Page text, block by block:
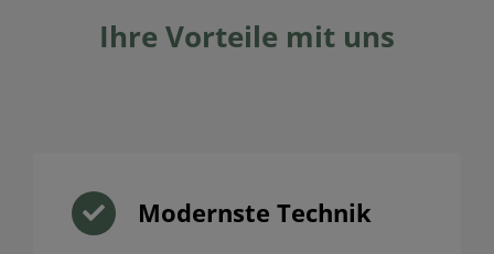
Ihre Vorteile mit uns
Modernste Technik